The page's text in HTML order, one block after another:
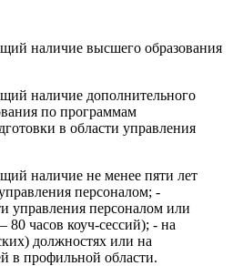
наличие высшего образования
наличие дополнительного
по программам
в области управления
наличие не менее пяти лет
персоналом; -
управления персоналом или
80 часов коуч-сессий); - на
должностях или на
в профильной области.